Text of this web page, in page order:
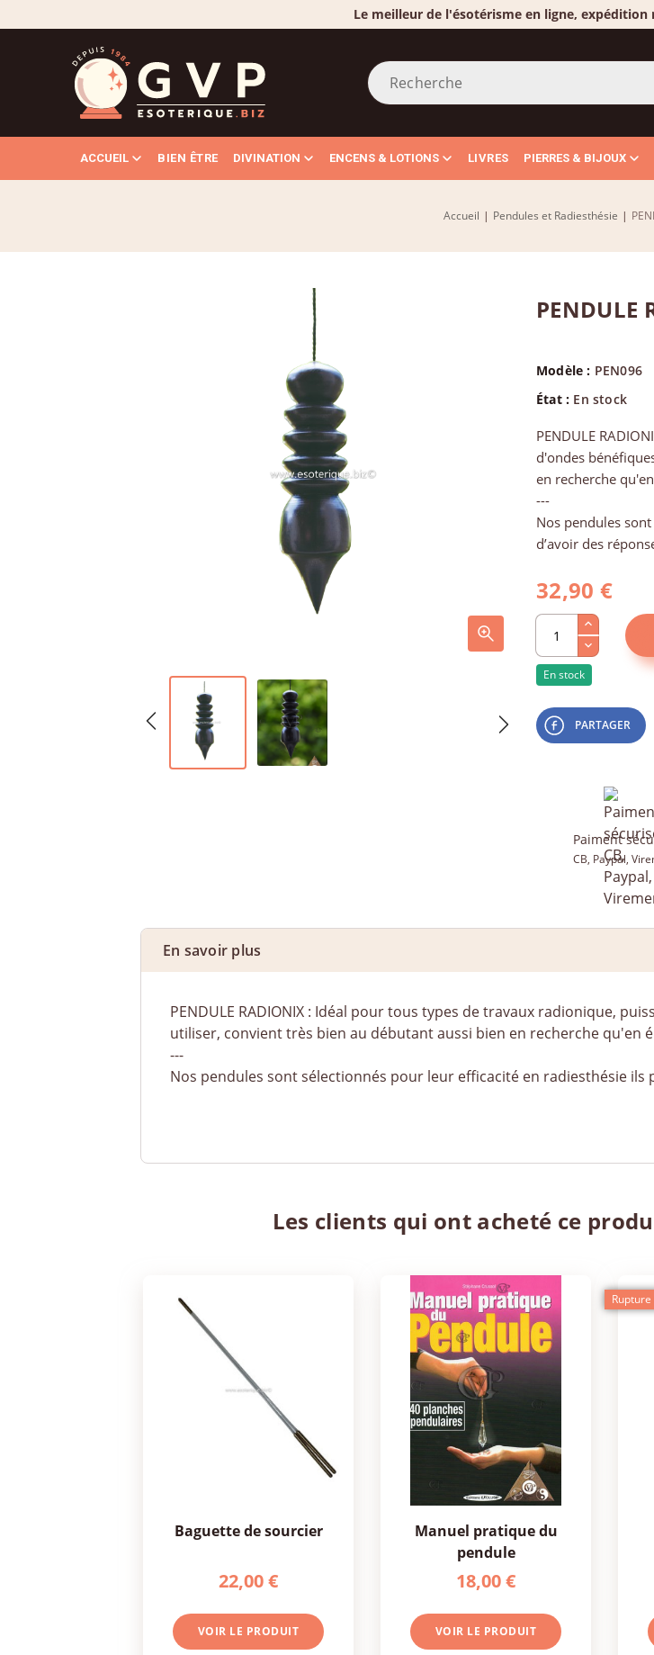
Le meilleur de l'ésotérisme en ligne,
ACCUEIL BIEN ÊTRE DIVINATION ENCENS & LOTIONS LIVRES PIERRES & BIJOUX
Accueil | Pendules et Radiesthésie |
PENDULE
Modèle : PEN096
État : En stock
PENDULE
d'ondes
en recherche
---
Nos pendules
d’avoir des
32,90 €
En stock
PARTAGER
Paiment
CB, Paypal,
En savoir plus
PENDULE RADIONIX : Idéal pour tous types de travaux radionique,
utiliser, convient très bien au débutant aussi bien en recherche qu'en
---
Nos pendules sont sélectionnés pour leur efficacité en radiesthésie ils
Les clients qui ont acheté ce
baguette de sourcier
22,00 €
VOIR LE PRODUIT
manuel pratique du
pendule
18,00 €
VOIR LE PRODUIT